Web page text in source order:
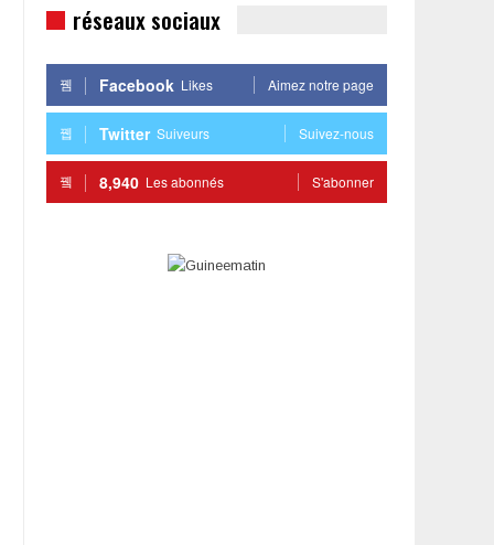
réseaux sociaux
Facebook Likes Aimez notre page
Twitter Suiveurs Suivez-nous
8,940 Les abonnés S'abonner